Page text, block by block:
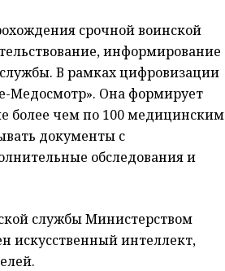
срочной воинской
информирование
В рамках цифровизации
Медосмотр». Она формирует
более чем по 100 медицинским
документы с
обследования и
службы Министерством
искусственный интеллект,